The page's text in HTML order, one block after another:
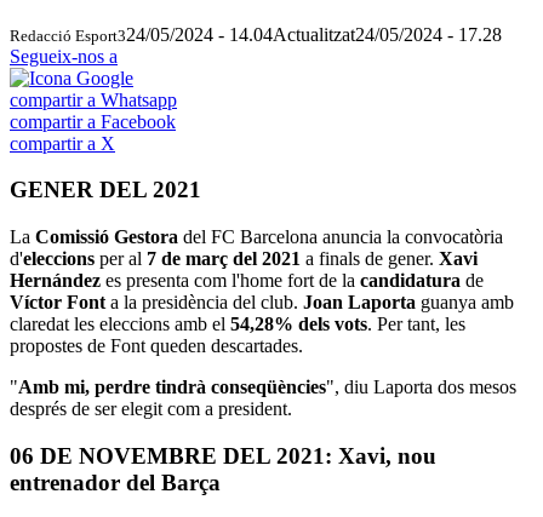
Redacció Esport324/05/2024 - 14.04Actualitzat24/05/2024 - 17.28
Segueix-nos a
compartir a Whatsapp
compartir a Facebook
compartir a X
GENER DEL 2021
La Comissió Gestora del FC Barcelona anuncia la convocatòria
d'eleccions per al 7 de març del 2021 a finals de gener. Xavi
Hernández es presenta com l'home fort de la candidatura de
Víctor Font a la presidència del club. Joan Laporta guanya amb
claredat les eleccions amb el 54,28% dels vots. Per tant, les
propostes de Font queden descartades.
"Amb mi, perdre tindrà conseqüències", diu Laporta dos mesos
després de ser elegit com a president.
06 DE NOVEMBRE DEL 2021: Xavi, nou
entrenador del Barça